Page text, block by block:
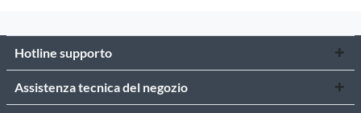
Hotline supporto
Assistenza tecnica del negozio